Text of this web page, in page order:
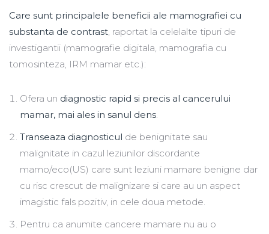
Care sunt principalele beneficii ale mamografiei cu
substanta de contrast, raportat la celelalte tipuri de
investigantii (mamografie digitala, mamografia cu
tomosinteza, IRM mamar etc.):
Ofera un diagnostic rapid si precis al cancerului
mamar, mai ales in sanul dens.
Transeaza diagnosticul de benignitate sau
malignitate in cazul leziunilor discordante
mamo/eco(US) care sunt leziuni mamare benigne dar
cu risc crescut de malignizare si care au un aspect
imagistic fals pozitiv, in cele doua metode.
Pentru ca anumite cancere mamare nu au o